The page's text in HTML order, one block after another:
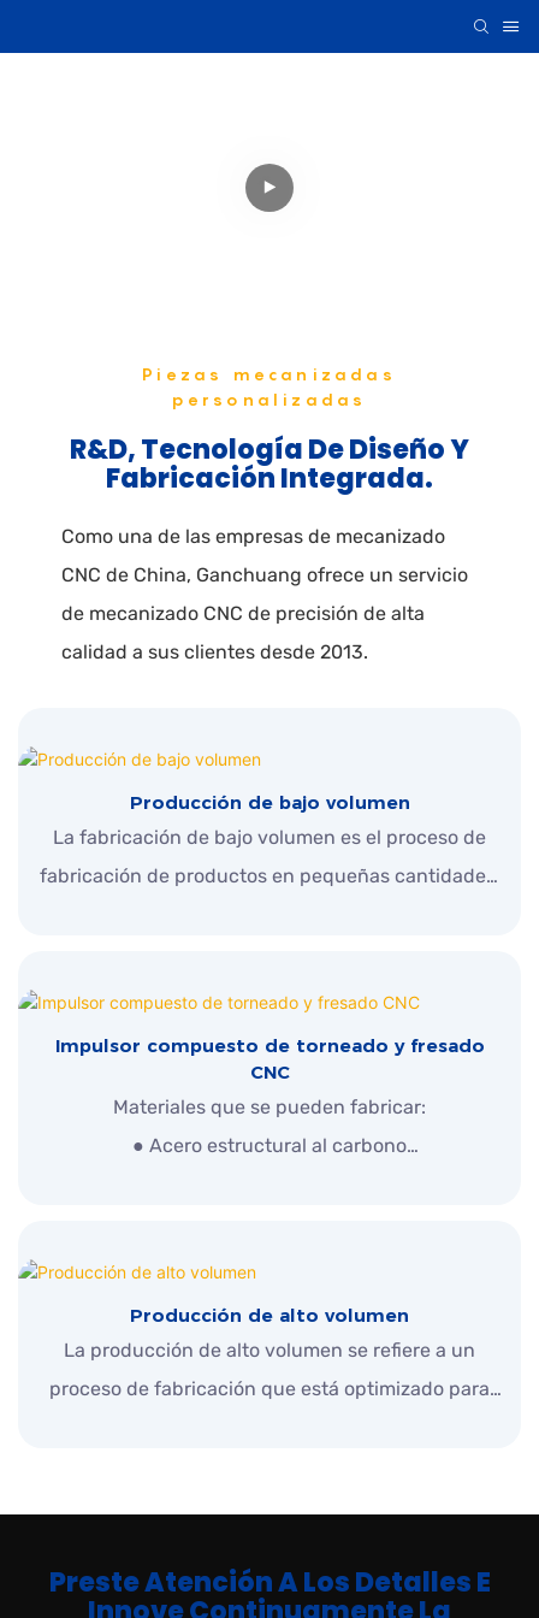
Especializados
En Mecanizado
Piezas mecanizadas
personalizadas
R&D, Tecnología De Diseño Y
Fabricación Integrada.
Como una de las empresas de mecanizado
CNC de China, Ganchuang ofrece un servicio
de mecanizado CNC de precisión de alta
calidad a sus clientes desde 2013.
Producción de bajo volumen
La fabricación de bajo volumen es el proceso de
fabricación de productos en pequeñas cantidades.
de edición limitada. Generalmente tiene tiempos de
cambios de diseño que sus contrapartes de alto
volumen
Impulsor compuesto de torneado y fresado
CNC
Materiales que se pueden fabricar:
● Acero estructural al carbono
● Aleación de aluminio
● Aleaciones de titanio
● Plástico
Producción de alto volumen
La producción de alto volumen se refiere a un
proceso de fabricación que está optimizado para
de un producto en particular, y las economías de
Preste Atención A Los Detalles E